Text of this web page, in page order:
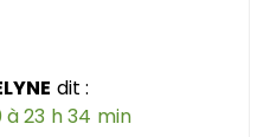
dit :
23 h 34 min